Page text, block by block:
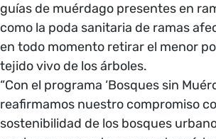
guías de muérdago presentes en
como la poda sanitaria de ramas
en todo momento retirar el menor
tejido vivo de los árboles.
“Con el programa ‘Bosques sin
reafirmamos nuestro compromiso
sostenibilidad de los bosques